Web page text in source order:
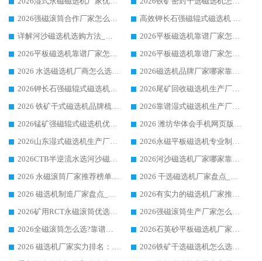
2026强磁滚筒合作厂家怎么选-华体会手机网页版-华体会(中国) 行业优质供应商参考指南
高效钾长石强磁辊式磁选机 华体会手机网页版-华体会(中国) 专业制造品质值得信赖
详解河沙磁选机选购方法_除铁器品牌及华体会手机网页版-华体会(中国) 企业解析
2026平板磁选机靠谱厂家怎么选？华体会手机网页版-华体会(中国) 凭硬实力甄选合作品牌
2026平板磁选机靠谱厂家怎么选？华体会手机网页版-华体会(中国) 凭硬实力甄选合作品牌
2026平板磁选机靠谱厂家怎么选？华体会手机网页版-华体会(中国) 凭硬实力甄选合作品牌
2026 水选磁选机厂商怎么选 潍坊华体会手机网页版-华体会(中国) 技术实力强
2026磁选机品牌厂家哪家靠谱?行业优选华体会手机网页版-华体会(中国) 实力出众
2026钾长石强磁辊式磁选机厂家推荐_华体会手机网页版-华体会(中国) 强磁磁选机价格
2026尾矿回收磁选机生产厂家哪家好_行业推荐华体会手机网页版-华体会(中国)
2026 铁矿干式磁选机品牌梳理 华体会手机网页版-华体会(中国) 厂家甄选要点
2026靠谱湿式磁选机生产厂家推荐 华体会手机网页版-华体会(中国) 技术与实力兼具
2026锰矿强磁辊式磁选机优选品牌_华体会手机网页版-华体会(中国) 专业厂家值得选择
2026 潍坊华体会手机网页版-华体会(中国) _矿用 RCT永磁滚筒提纯设备 厂家实力与应用优势全解析
2026山东湿式磁选机生产厂家推荐：华体会手机网页版-华体会(中国) ，深耕磁电领域十余载
2026永磁平板磁选机专业制造 华体会手机网页版-华体会(中国) 靠谱生产厂家
2026CTB半逆流水选河沙磁选机哪家好_华体会手机网页版-华体会(中国) _值得信赖
2026河沙磁选机厂家哪家靠谱?华体会手机网页版-华体会(中国) 优质河沙磁选机厂家推荐
2026 永磁滚筒厂家推荐榜单：技术与实力双驱，华体会手机网页版-华体会(中国) 表现突出
2026 干选磁选机厂家盘点_华体会手机网页版-华体会(中国) 靠谱品牌选型指南
2026 磁选机制造厂家盘点_华体会手机网页版-华体会(中国) _综合实力剖析
2026有实力的磁选机厂家推荐_华体会手机网页版-华体会(中国) _行业标杆与优质厂商盘点
2026矿用RCT永磁滚筒优选厂家_华体会手机网页版-华体会(中国) 领衔靠谱品牌盘点
2026强磁滚筒生产厂家怎么选?行业口碑推荐华体会手机网页版-华体会(中国)
2026全磁滚筒怎么选?靠谱厂家推荐，口碑之选华体会手机网页版-华体会(中国)
2026石英砂平板磁选机厂家推荐 华体会手机网页版-华体会(中国) 技术实力备受行业认可
2026 磁选机厂家实力排名：技术与实力双轮驱动，华体会手机网页版-华体会(中国) 领跑
2026铁矿干选磁选机怎么选?源头厂家华体会手机网页版-华体会(中国) ，用实力说话